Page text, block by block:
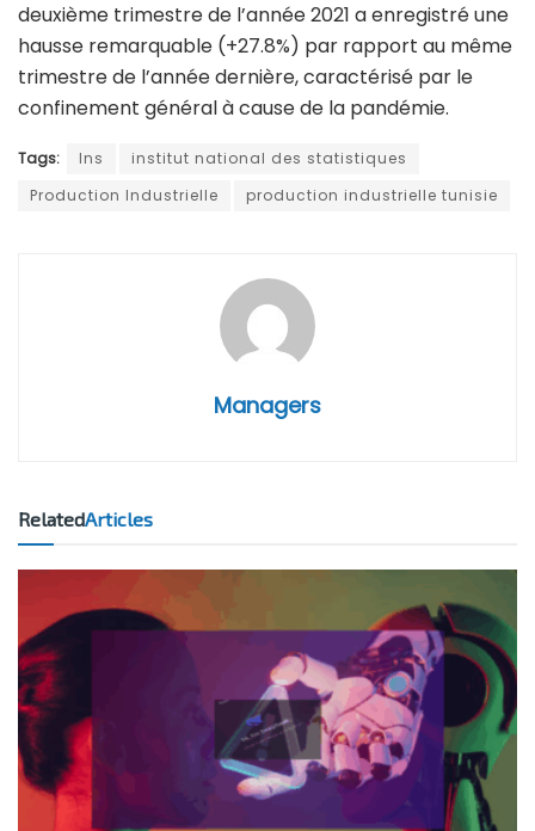
deuxième trimestre de l’année 2021 a enregistré une
hausse remarquable (+27.8%) par rapport au même
trimestre de l’année dernière, caractérisé par le
confinement général à cause de la pandémie.
Tags: Ins
institut national des statistiques
Production Industrielle
production industrielle tunisie
Managers
RelatedArticles